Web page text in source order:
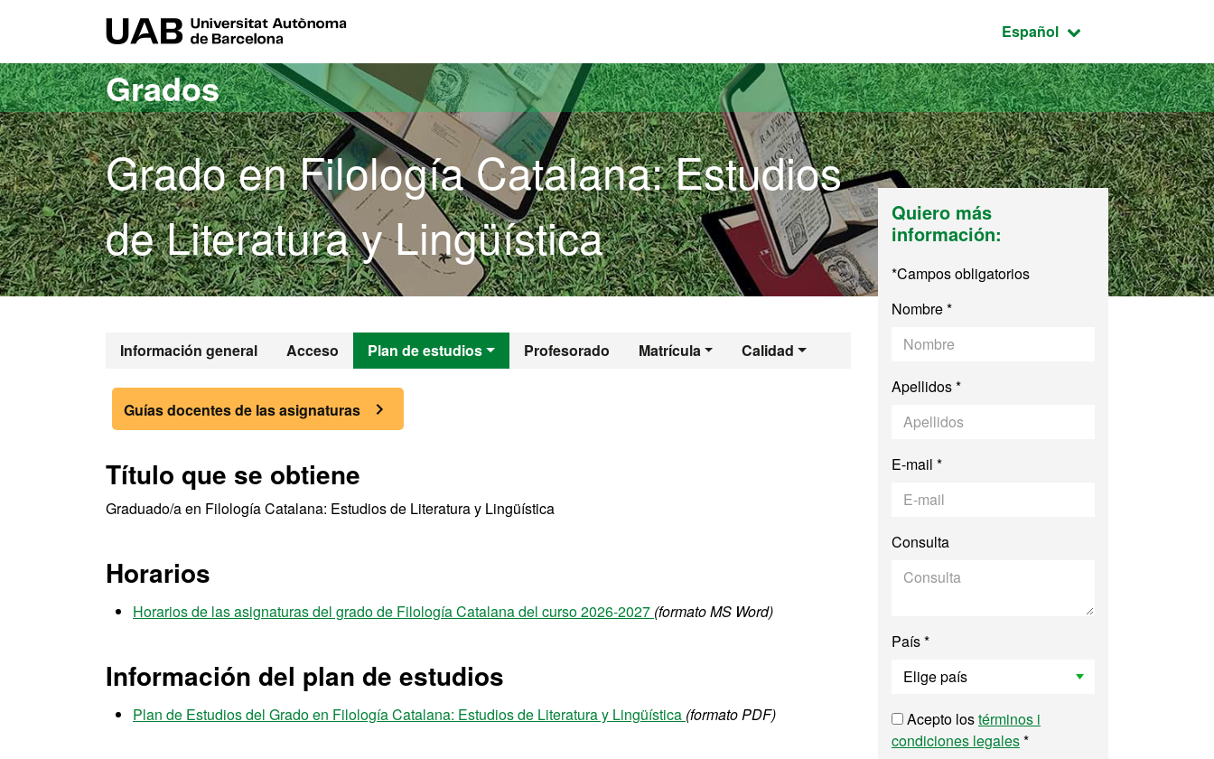
Idioma seleccionado:
Español
Grados
Grado en Filología Catalana: Estudios
de Literatura y Lingüística
Información general Acceso Plan de estudios Profesorado Matrícula Calidad
Grado en Filología Catalana: Estudios de
Guías docentes de las asignaturas
Título que se obtiene
Graduado/a en Filología Catalana: Estudios de Literatura y Lingüística
Horarios
Horarios de las asignaturas del grado de Filología Catalana del curso 2026-2027 (formato MS Word)
Información del plan de estudios
Plan de Estudios del Grado en Filología Catalana: Estudios de Literatura y Lingüística (formato PDF)
Quiero más
información:
*Campos obligatorios
Nombre *
Apellidos *
E-mail *
Consulta
País *
Acepto lostérminos i
condiciones legales*